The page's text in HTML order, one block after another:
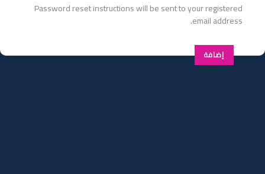
Password reset instructions will be sent to your registered
email address.